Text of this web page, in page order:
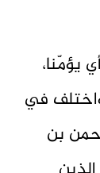
يؤمّنا،
في
بن